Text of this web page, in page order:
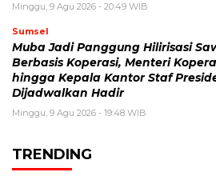
Minggu, 9 Agu 2026 - 20:49 WIB
Sumsel
Muba Jadi Panggung Hilirisasi
Berbasis Koperasi, Menteri
hingga Kepala Kantor Staf
Dijadwalkan Hadir
Minggu, 9 Agu 2026 - 19:48 WIB
TRENDING